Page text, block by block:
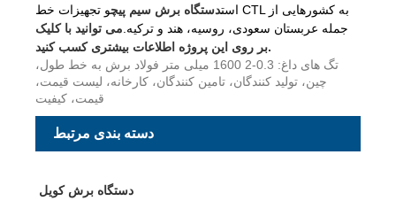
استدستگاه برش سیم پیچو تجهیزات خط CTL به کشورهایی از
جمله عربستان سعودی، روسیه، هند و ترکیه.می توانید با کلیک
بر روی این پروژه اطلاعات بیشتری کسب کنید.
تگ های داغ: 0.3-2 1600 میلی متر فولاد برش به خط طول،
چین، تولید کنندگان، تامین کنندگان، کارخانه، لیست قیمت،
قیمت، کیفیت
دسته بندی مرتبط
دستگاه برش کویل